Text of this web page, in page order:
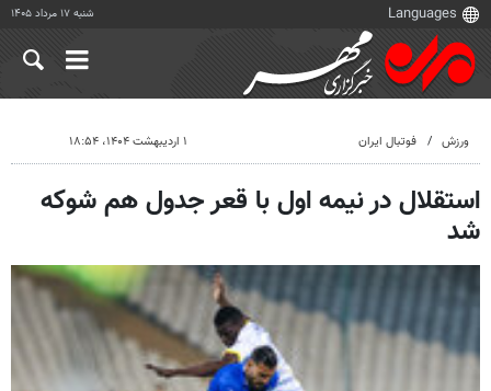
شنبه ۱۷ مرداد ۱۴۰۵
ورزش فوتبال ایران ۱ اردیبهشت ۱۴۰۴، ۱۸:۵۴
استقلال در نیمه اول با قعر جدول هم شوکه
شد